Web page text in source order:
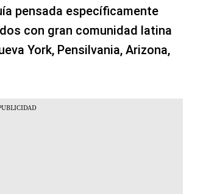
pensada específicamente
con gran comunidad latina
York, Pensilvania, Arizona,